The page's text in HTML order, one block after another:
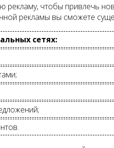
рекламу, чтобы привлечь
рекламы вы сможете
сетях: